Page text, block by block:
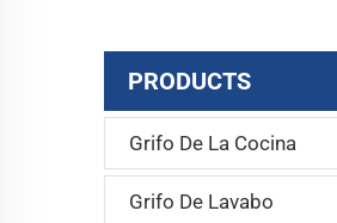
PRODUCTS
Grifo De La Cocina
Grifo De Lavabo